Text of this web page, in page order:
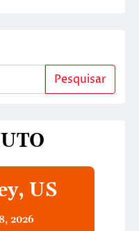
Pesquisar
US
2026